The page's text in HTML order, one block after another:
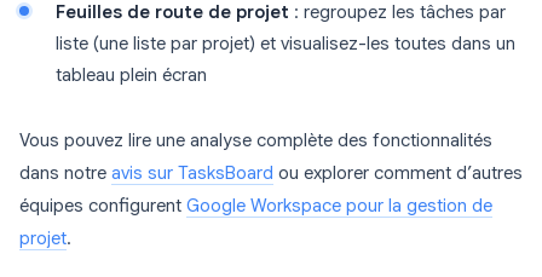
Feuilles de route de projet : regroupez les tâches par
liste (une liste par projet) et visualisez-les toutes dans un
tableau plein écran
Vous pouvez lire une analyse complète des fonctionnalités
dans notre avis sur TasksBoard ou explorer comment d’autres
équipes configurent Google Workspace pour la gestion de
projet.